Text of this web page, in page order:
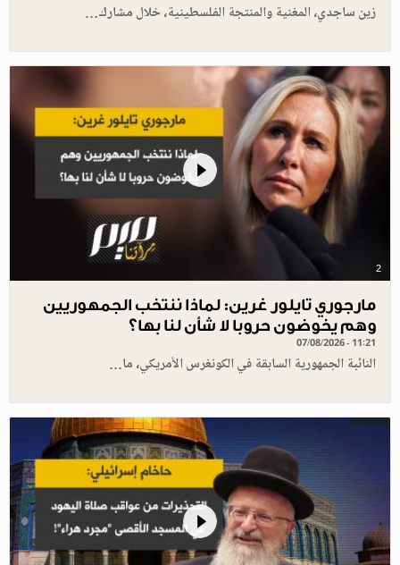
زين ساجدي، المغنية والمنتجة الفلسطينية، خلال مشارك…
2
مارجوري تايلور غرين: لماذا ننتخب الجمهوريين
وهم يخوضون حروبا لا شأن لنا بها؟
07/08/2026 - 11:21
النائبة الجمهورية السابقة في الكونغرس الأمريكي، ما…